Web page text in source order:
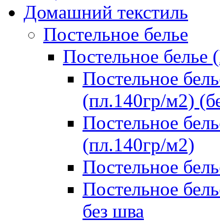
Домашний текстиль
Постельное белье
Постельное белье
Постельное
(пл.140гр/м2)
Постельное
(пл.140гр/м2)
Постельное
Постельное
без шва